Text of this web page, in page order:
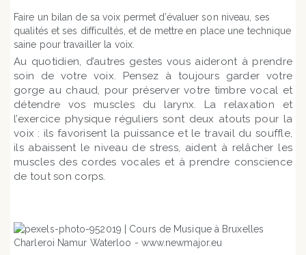
Faire un bilan de sa voix permet d’évaluer son niveau, ses
qualités et ses difficultés, et de mettre en place une technique
saine pour travailler la voix.
Au quotidien, d’autres gestes vous aideront à prendre
soin de votre voix. Pensez à toujours garder votre
gorge au chaud, pour préserver votre timbre vocal et
détendre vos muscles du larynx. La relaxation et
l’exercice physique réguliers sont deux atouts pour la
voix : ils favorisent la puissance et le travail du souffle,
ils abaissent le niveau de stress, aident à relâcher les
muscles des cordes vocales et à prendre conscience
de tout son corps.